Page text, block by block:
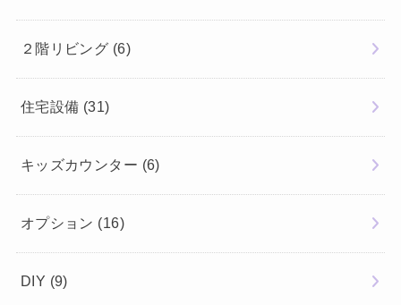
２階リビング (6)
住宅設備 (31)
キッズカウンター (6)
オプション (16)
DIY (9)